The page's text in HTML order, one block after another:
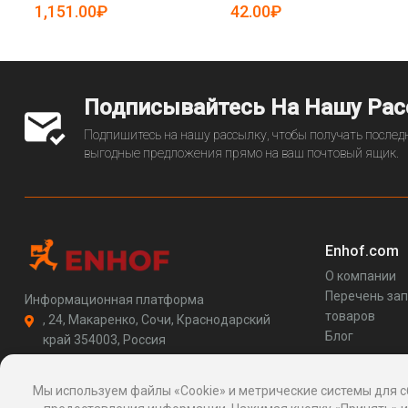
5084825)
1,151.00₽
25-5084982)
42.00₽
Подписывайтесь На Нашу
Подпишитесь на нашу рассылку, чтобы получать
выгодные предложения прямо на ваш почтовый ящик.
Информационная платформа
, 24, Макаренко, Сочи, Краснодарский
край 354003, Россия
http://enhof.com
Enhof.com
О компании
Перечень
товаров
Блог
Мы используем файлы «Cookie» и метрические системы для